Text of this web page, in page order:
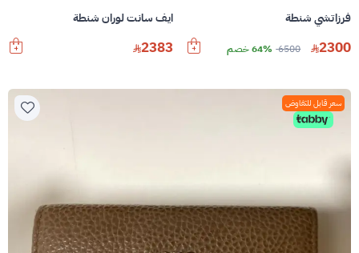
فرزاتشي شنطة
2300
6500 64% خصم
ايف سانت لوران شنطة
2383
سعر قابل للتفاوض